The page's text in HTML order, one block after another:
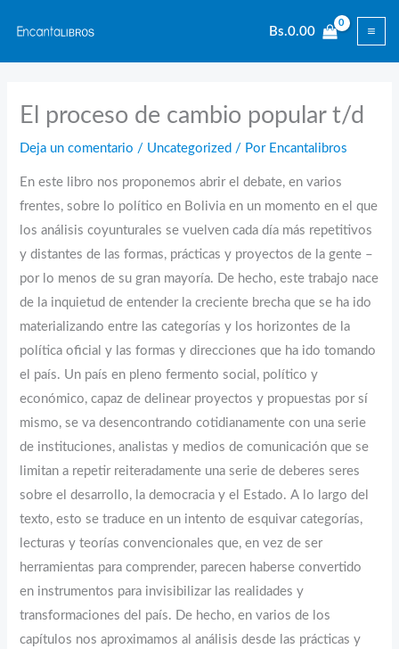
contenido
Bs.0.00
El proceso de cambio popular t/d
Deja un comentario / Uncategorized / Por Encantalibros
En este libro nos proponemos abrir el debate, en varios
frentes, sobre lo político en Bolivia en un momento en el que
los análisis coyunturales se vuelven cada día más repetitivos
y distantes de las formas, prácticas y proyectos de la gente –
por lo menos de su gran mayoría. De hecho, este trabajo nace
de la inquietud de entender la creciente brecha que se ha ido
materializando entre las categorías y los horizontes de la
política oficial y las formas y direcciones que ha ido tomando
el país. Un país en pleno fermento social, político y
económico, capaz de delinear proyectos y propuestas por sí
mismo, se va desencontrando cotidianamente con una serie
de instituciones, analistas y medios de comunicación que se
limitan a repetir reiteradamente una serie de deberes seres
sobre el desarrollo, la democracia y el Estado. A lo largo del
texto, esto se traduce en un intento de esquivar categorías,
lecturas y teorías convencionales que, en vez de ser
herramientas para comprender, parecen haberse convertido
en instrumentos para invisibilizar las realidades y
transformaciones del país. De hecho, en varios de los
capítulos nos aproximamos al análisis desde las prácticas y